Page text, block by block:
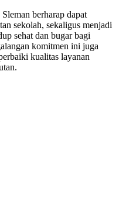
berharap dapat
sekolah, sekaligus menjadi
sehat dan bugar bagi
komitmen ini juga
kualitas layanan